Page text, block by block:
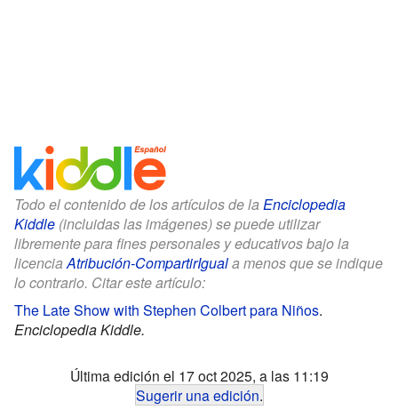
Todo el contenido de los artículos de la Enciclopedia
Kiddle (incluidas las imágenes) se puede utilizar
libremente para fines personales y educativos bajo la
licencia Atribución-CompartirIguala menos que se indique
lo contrario. Citar este artículo:
The Late Show with Stephen Colbert para Niños.
Enciclopedia Kiddle.
Última edición el 17 oct 2025, a las 11:19
Sugerir una edición.